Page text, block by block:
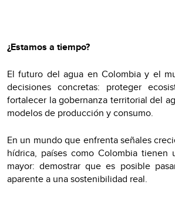
¿Estamos a tiempo?
El futuro del agua en Colombia y el
decisiones concretas: proteger
fortalecer la gobernanza territorial del
modelos de producción y consumo.
En un mundo que enfrenta señales
hídrica, países como Colombia tienen
mayor: demostrar que es posible
aparente a una sostenibilidad real.